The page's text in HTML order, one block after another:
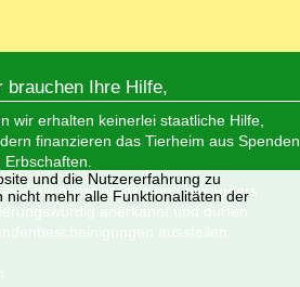
brauchen Ihre Hilfe,
wir erhalten keinerlei staatliche Hilfe,
finanzieren das Tierheim aus Spenden
Erbschaften.
als gemeinnützig und besonders
anerkannt und dürfen
ausstellen.
und die Nutzererfahrung zu
nicht mehr alle Funktionalitäten der